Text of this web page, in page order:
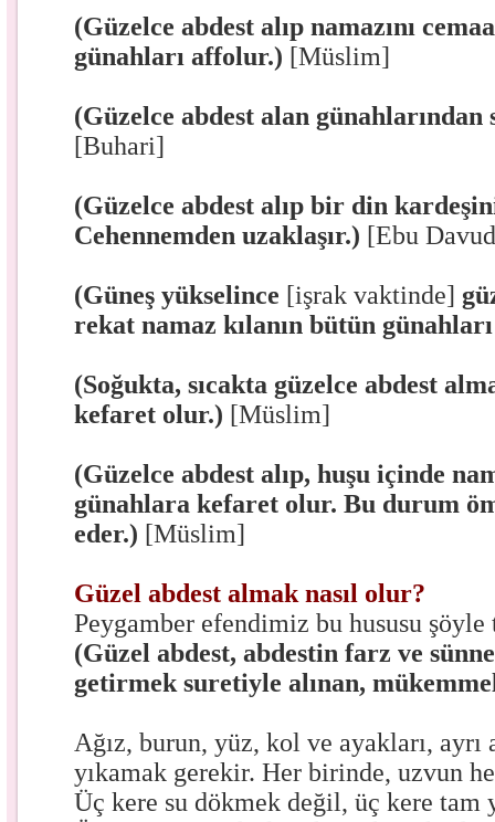
(Güzelce abdest alıp namazını
günahları affolur.) [Müslim]
(Güzelce abdest alan günahlarından
[Buhari]
(Güzelce abdest alıp bir din
Cehennemden uzaklaşır.) [Ebu
(Güneş yükselince [işrak vaktinde]
rekat namaz kılanın bütün
(Soğukta, sıcakta güzelce abdest
kefaret olur.) [Müslim]
(Güzelce abdest alıp, huşu içinde
günahlara kefaret olur. Bu durum
eder.) [Müslim]
Güzel abdest almak nasıl olur?
Peygamber efendimiz bu hususu
(Güzel abdest, abdestin farz ve
getirmek suretiyle alınan,
Ağız, burun, yüz, kol ve ayakları, ayrı
yıkamak gerekir. Her birinde, uzvun
Üç kere su dökmek değil, üç kere tam